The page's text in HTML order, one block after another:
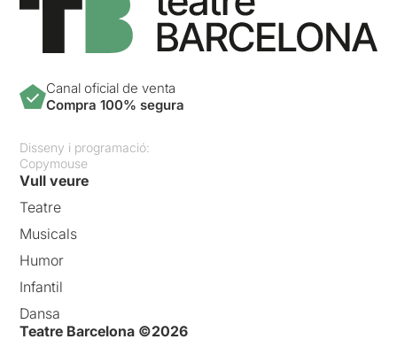
Canal oficial de venta
Compra 100% segura
Disseny i programació:
Copymouse
Vull veure
Teatre
Musicals
Humor
Infantil
Dansa
Teatre Barcelona ©2026